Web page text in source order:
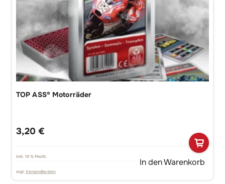
TOP ASS® Motorräder
3,20 €
inkl. 19 % MwSt.
zzgl. Versandkosten
In den Warenkorb